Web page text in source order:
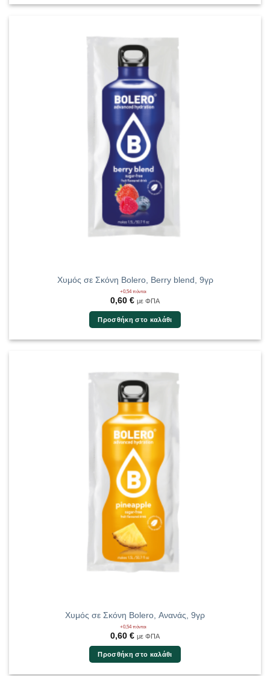
Χυμός σε Σκόνη Bolero, Berry blend, 9γρ
+0,54 πόντοι
0,60 € με ΦΠΑ
Προσθήκη στο καλάθι
Χυμός σε Σκόνη Bolero, Ανανάς, 9γρ
+0,54 πόντοι
0,60 € με ΦΠΑ
Προσθήκη στο καλάθι